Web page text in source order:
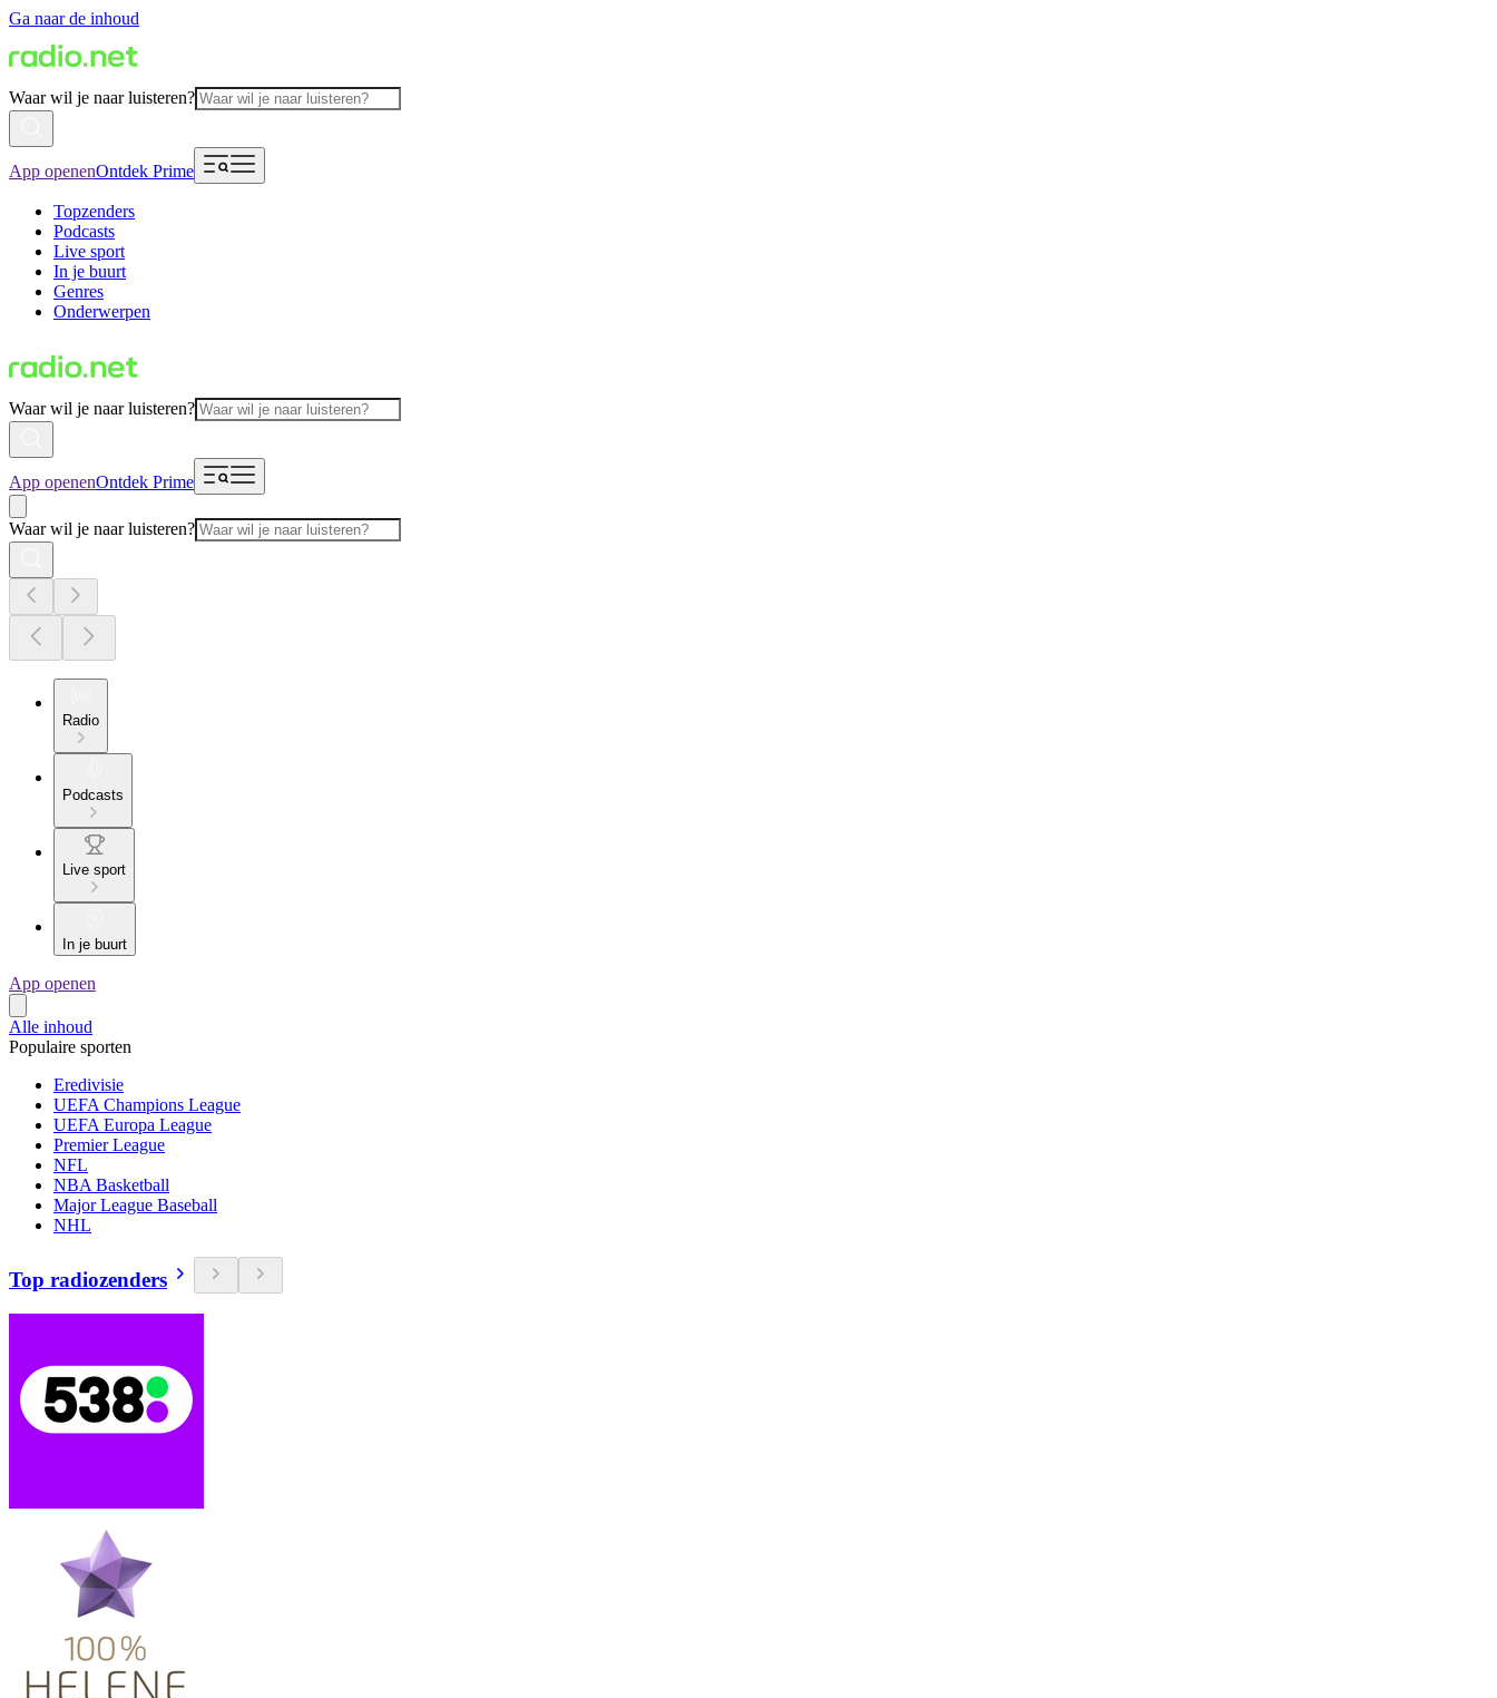
Ga naar de inhoud
Waar wil je naar luisteren?
App openenOntdek Prime
Topzenders
Podcasts
Live sport
In je buurt
Genres
Onderwerpen
Waar wil je naar luisteren?
App openenOntdek Prime
Waar wil je naar luisteren?
Radio
Podcasts
Live sport
In je buurt
App openen
Alle inhoud
Populaire sporten
Eredivisie
UEFA Champions League
UEFA Europa League
Premier League
NFL
NBA Basketball
Major League Baseball
NHL
Top radiozenders